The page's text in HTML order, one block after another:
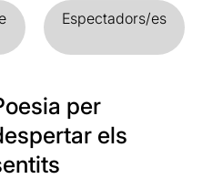
Espectadors/es
per
els